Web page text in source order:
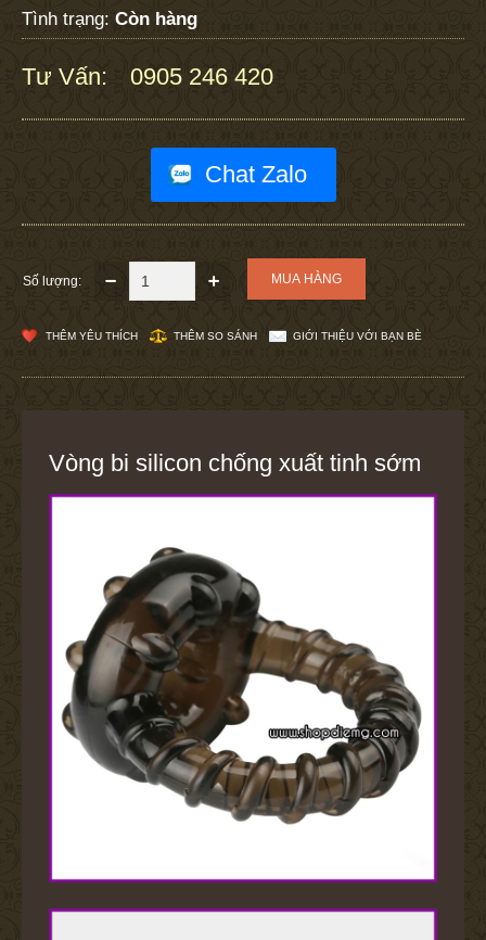
Tình trạng: Còn hàng
Tư Vấn: 0905 246 420
Chat Zalo
Số lượng:
THÊM YÊU THÍCH THÊM SO SÁNH GIỚI THIỆU VỚI BẠN BÈ
Vòng bi silicon chống xuất tinh sớm